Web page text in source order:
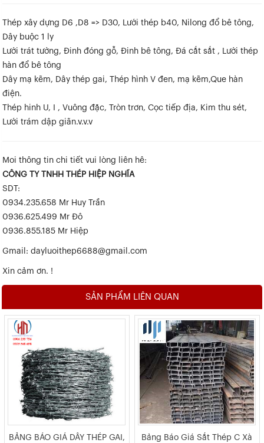
Thép xây dựng D6 ,D8 => D30, Lưới thép b40, Nilong đổ bê tông,
Dây buộc 1 ly
Lưới trát tường, Đinh đóng gỗ, Đinh bê tông, Đá cắt sắt , Lưới thép
hàn đổ bê tông
Dây mạ kẽm, Dây thép gai, Thép hình V đen, mạ kẽm,Que hàn
điện.
Thép hinh U, I , Vuông đặc, Tròn trơn, Cọc tiếp địa, Kim thu sét,
Lưới trám dập giãn.v.v.v
Moi thông tin chi tiết vui lòng liên hê:
CÔNG TY TNHH THÉP HIỆP NGHĨA
SDT:
0934.235.658 Mr Huy Trần
0936.625.499 Mr Đô
0936.855.185 Mr Hiệp
Gmail: dayluoithep6688@gmail.com
Xin cảm ơn. !
SẢN PHẨM LIÊN QUAN
BẢNG BÁO GIÁ DÂY THÉP GAI,
Bảng Báo Giá Sắt Thép C Xà